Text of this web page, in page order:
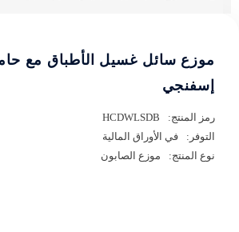
موزع سائل غسيل الأطباق مع
إسفنجي
رمز المنتج:
HCDWLSDB
التوفر:
في الأوراق المالية
نوع المنتج:
موزع الصابون